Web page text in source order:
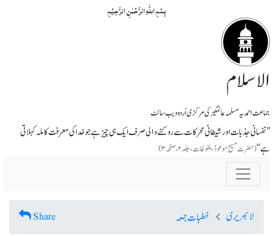
بِسۡمِ اللّٰہِ الرَّحۡمٰنِ الرَّحِیۡمِ
الاسلام
جماعت احمدیہ مسلمہ عالمگیر کی مرکزی اُردو ویب سائٹ
’’نفسانی جذبات اور شیطانی محرکات سے روکنے و۱لی صرف ایک ہی چیز ہے جو خدا کی معرفت کاملہ کہلاتی
ہے‘‘(حضرت مسیح موعودؑ، ملفوظات، جلد ۲، صفحہ ۳)
لائبریری خطبات جمعہ Share